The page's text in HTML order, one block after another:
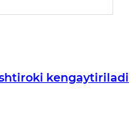
kengaytiriladi